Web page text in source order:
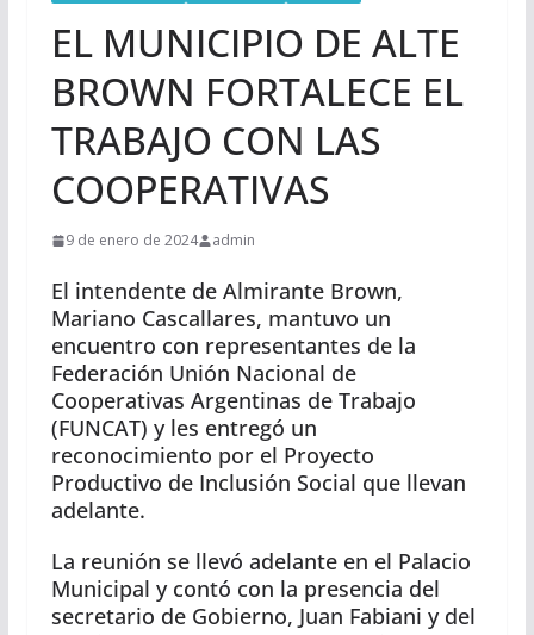
EL MUNICIPIO DE ALTE
BROWN FORTALECE EL
TRABAJO CON LAS
COOPERATIVAS
9 de enero de 2024 admin
El intendente de Almirante Brown,
Mariano Cascallares, mantuvo un
encuentro con representantes de la
Federación Unión Nacional de
Cooperativas Argentinas de Trabajo
(FUNCAT) y les entregó un
reconocimiento por el Proyecto
Productivo de Inclusión Social que llevan
adelante.
La reunión se llevó adelante en el Palacio
Municipal y contó con la presencia del
secretario de Gobierno, Juan Fabiani y del